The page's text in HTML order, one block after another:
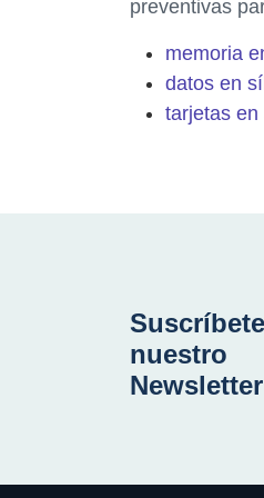
preventivas
memoria
datos en
tarjetas
nuestro
Newsletter